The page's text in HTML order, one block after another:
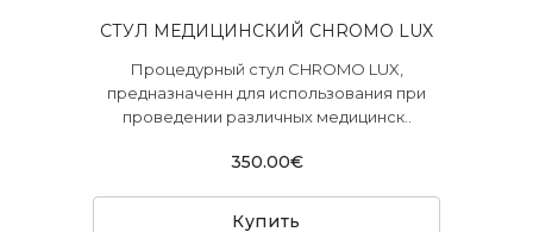
СТУЛ МЕДИЦИНСКИЙ CHROMO LUX
Процедурный стул CHROMO LUX,
предназначенн для использования при
проведении различных медицинск..
350.00€
Купить